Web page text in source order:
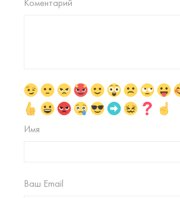
Имя
Ваш Email